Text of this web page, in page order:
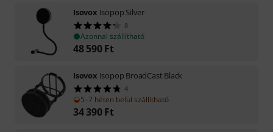
Isovox Isopop Silver
8
Azonnal szállítható
48 590 Ft
Isovox Isopop BroadCast Black
4
5–7 héten belül szállítható
34 390 Ft